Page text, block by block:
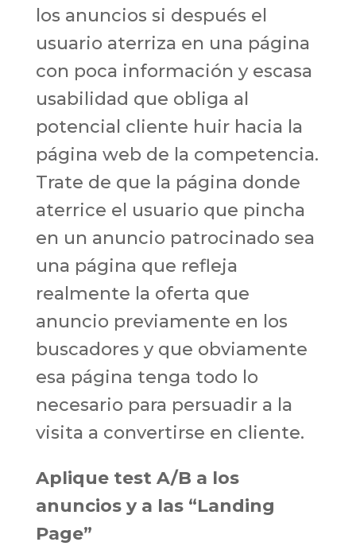
los anuncios si después el
usuario aterriza en una página
con poca información y escasa
usabilidad que obliga al
potencial cliente huir hacia la
página web de la competencia.
Trate de que la página donde
aterrice el usuario que pincha
en un anuncio patrocinado sea
una página que refleja
realmente la oferta que
anuncio previamente en los
buscadores y que obviamente
esa página tenga todo lo
necesario para persuadir a la
visita a convertirse en cliente.
Aplique test A/B a los
anuncios y a las “Landing
Page”